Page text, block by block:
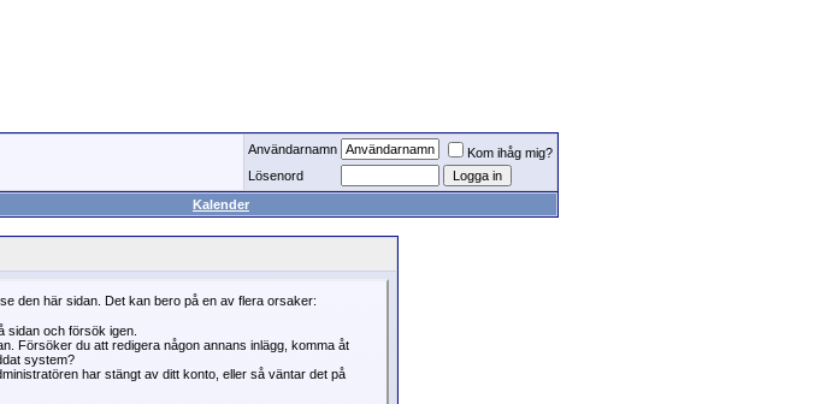
Användarnamn
Kom ihåg mig?
Lösenord
Kalender
den här sidan. Det kan bero på en av flera orsaker:
sidan och försök igen.
Försöker du att redigera någon annans inlägg, komma åt
system?
har stängt av ditt konto, eller så väntar det på